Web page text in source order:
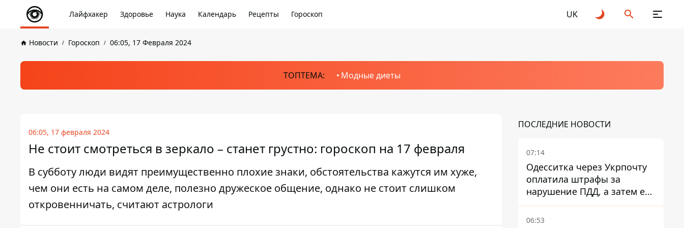
Лайфхакер Здоровье Наука Календарь Рецепты Гороскоп UK
Новости Гороскоп 06:05, 17 Февраля 2024
ТОПТЕМА: Модные диеты
06:05, 17 февраля 2024
Не стоит смотреться в зеркало – станет грустно: гороскоп на 17 февраля
В субботу люди видят преимущественно плохие знаки, обстоятельства кажутся им хуже,
чем они есть на самом деле, полезно дружеское общение, однако не стоит слишком
откровенничать, считают астрологи
ПОСЛЕДНИЕ НОВОСТИ
07:14
Одесситка через Укрпочту
оплатила штрафы за
нарушение ПДД, а затем ее
счета заблокировали - в
чем причина и что решил
06:53